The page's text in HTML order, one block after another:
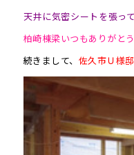
天井に気密シートを張っ
柏崎棟梁いつもありがとう
続きまして、 佐久市Ｕ様邸